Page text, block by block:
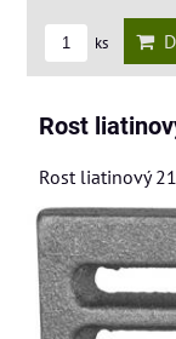
ks
Rost
Rost liatinový